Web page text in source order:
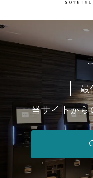
最
当サイトか